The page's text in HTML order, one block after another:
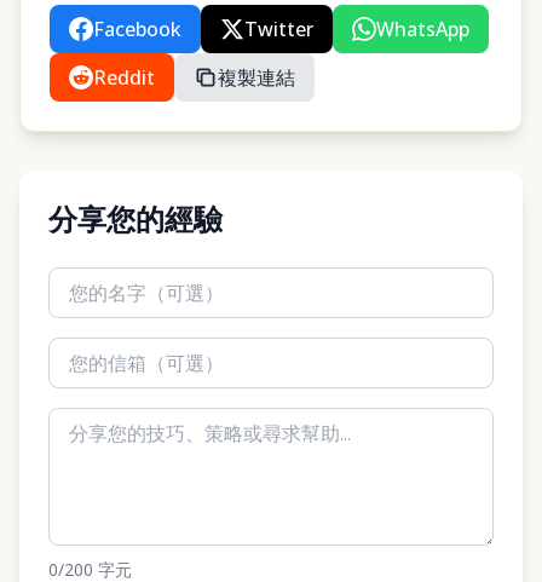
Facebook Twitter
WhatsApp
Reddit
複製連結
分享您的經驗
0/200 字元